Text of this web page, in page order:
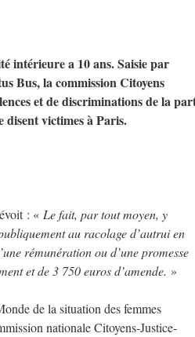
intérieure a 10 ans. Saisie par
Bus, la commission Citoyens
et de discriminations de la
disent victimes à Paris.
: « Le fait, par tout moyen, y
au racolage d’autrui en
rémunération ou d’une promesse
et de 3 750 euros d’amende. »
de la situation des femmes
nationale Citoyens-Justice-